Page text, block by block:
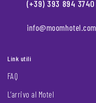
(+39) 393 894 3740
info@moomhotel.com
Link utili
FAQ
L’arrivo al Motel